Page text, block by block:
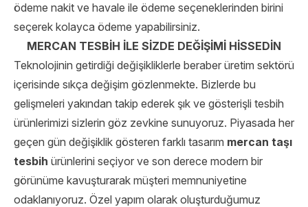
ödeme nakit ve havale ile ödeme seçeneklerinden birini
seçerek kolayca ödeme yapabilirsiniz.
MERCAN TESBİH İLE SİZDE DEĞİŞİMİ HİSSEDİN
Teknolojinin getirdiği değişikliklerle beraber üretim sektörü
içerisinde sıkça değişim gözlenmekte. Bizlerde bu
gelişmeleri yakından takip ederek şık ve gösterişli tesbih
ürünlerimizi sizlerin göz zevkine sunuyoruz. Piyasada her
geçen gün değişiklik gösteren farklı tasarım mercan taşı
tesbih ürünlerini seçiyor ve son derece modern bir
görünüme kavuşturarak müşteri memnuniyetine
odaklanıyoruz. Özel yapım olarak oluşturduğumuz